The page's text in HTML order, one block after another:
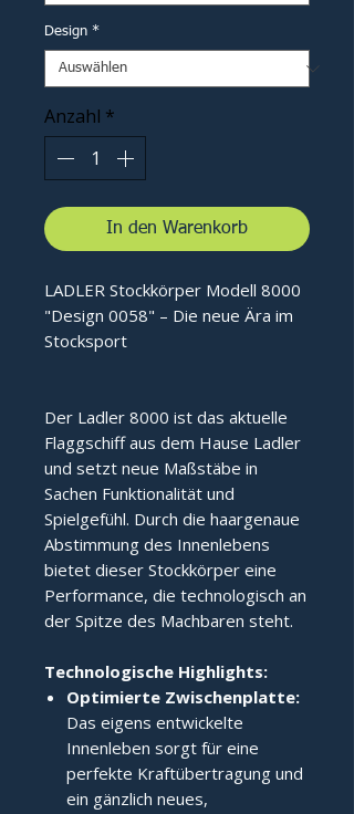
Design *
Anzahl *
In den Warenkorb
LADLER Stockkörper Modell 8000
"Design 0058" – Die neue Ära im
Stocksport
Der Ladler 8000 ist das aktuelle
Flaggschiff aus dem Hause Ladler
und setzt neue Maßstäbe in
Sachen Funktionalität und
Spielgefühl. Durch die haargenaue
Abstimmung des Innenlebens
bietet dieser Stockkörper eine
Performance, die technologisch an
der Spitze des Machbaren steht.
Technologische Highlights:
Optimierte Zwischenplatte:
Das eigens entwickelte
Innenleben sorgt für eine
perfekte Kraftübertragung und
ein gänzlich neues,